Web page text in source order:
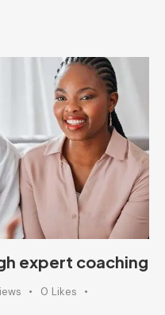
expert coaching
0 Likes